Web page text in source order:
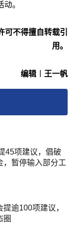
。
可不得擅自转载引
用。
编辑︱王一帆
45项建议，倡破
，暂停输入部分工
逾100项建议，
圈